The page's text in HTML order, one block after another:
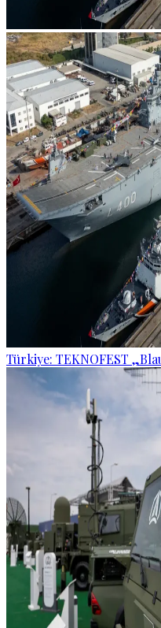
Türkiye: TEKNOFEST